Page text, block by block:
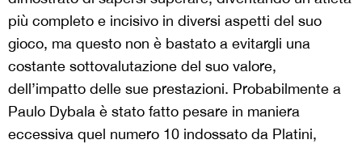
più completo e incisivo in diversi aspetti del suo
gioco, ma questo non è bastato a evitargli una
costante sottovalutazione del suo valore,
dell’impatto delle sue prestazioni. Probabilmente a
Paulo Dybala è stato fatto pesare in maniera
eccessiva quel numero 10 indossato da Platini,